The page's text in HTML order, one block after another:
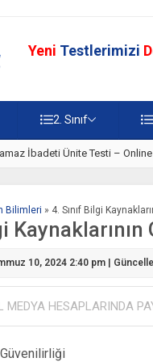
Yeni Testlerimizi
2. Sınıf
İbadeti Ünite Testi –
Bilimleri » 4. Sınıf Bilgi
10, 2024 2:40 pm |
MEDYA HESAPLARINDA
Güvenilirliği